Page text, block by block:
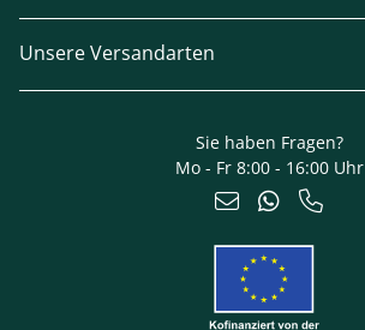
Unsere Versandarten
Sie haben Fragen?
Mo - Fr 8:00 - 16:00 Uhr